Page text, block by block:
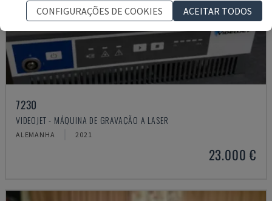
7230
VIDEOJET - MÁQUINA DE GRAVAÇÃO A LASER
ALEMANHA 2021
23.000 €
CONFIGURAÇÕES DE COOKIES
ACEITAR TODOS